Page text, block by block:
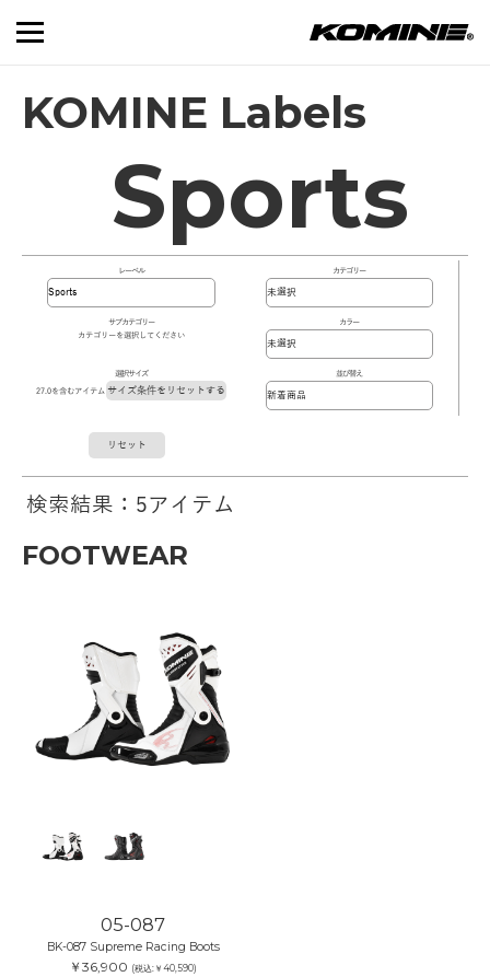
KOMINE Labels
Sports
レーベル カテゴリー
サブカテゴリー
カテゴリーを選択してください
カラー
選択サイズ
27.0を含むアイテム サイズ条件をリセットする
並び替え
リセット
検索結果：5アイテム
FOOTWEAR
05-087
BK-087 Supreme Racing Boots
￥36,900 (税込:￥40,590)